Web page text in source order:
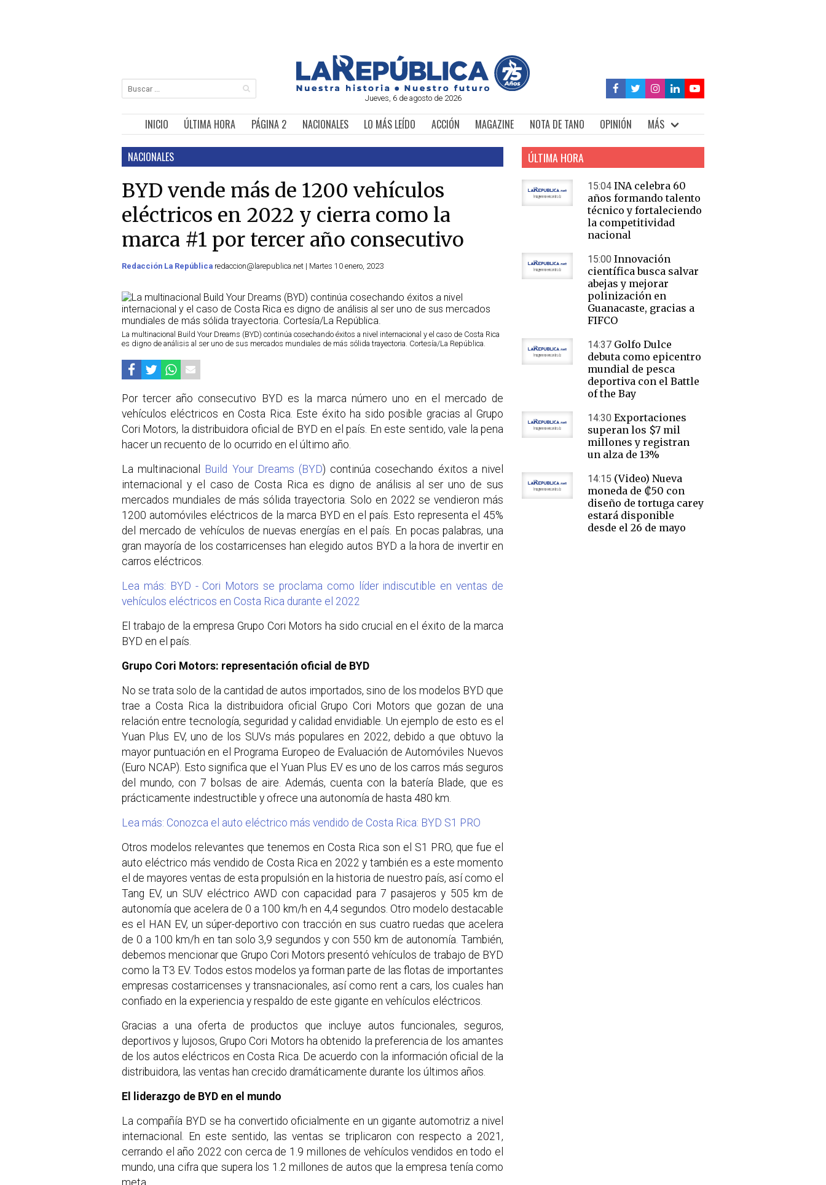
Jueves, 6 de agosto de 2026
INICIO ÚLTIMA HORA PÁGINA 2 NACIONALES LO MÁS LEÍDO ACCIÓN MAGAZINE NOTA DE TANO OPINIÓN MÁS
NACIONALES
BYD vende más de 1200 vehículos
eléctricos en 2022 y cierra como la
marca #1 por tercer año consecutivo
Redacción La República redaccion@larepublica.net | Martes 10 enero, 2023
La multinacional Build Your Dreams (BYD) continúa cosechando éxitos a nivel internacional y el caso de Costa Rica
es digno de análisis al ser uno de sus mercados mundiales de más sólida trayectoria. Cortesía/La República.
Por tercer año consecutivo BYD es la marca número uno en el mercado de
vehículos eléctricos en Costa Rica. Este éxito ha sido posible gracias al Grupo
Cori Motors, la distribuidora oficial de BYD en el país. En este sentido, vale la pena
hacer un recuento de lo ocurrido en el último año.
La multinacional Build Your Dreams (BYD) continúa cosechando éxitos a nivel
internacional y el caso de Costa Rica es digno de análisis al ser uno de sus
mercados mundiales de más sólida trayectoria. Solo en 2022 se vendieron más
1200 automóviles eléctricos de la marca BYD en el país. Esto representa el 45%
del mercado de vehículos de nuevas energías en el país. En pocas palabras, una
gran mayoría de los costarricenses han elegido autos BYD a la hora de invertir en
carros eléctricos.
Lea más: BYD - Cori Motors se proclama como líder indiscutible en ventas de
vehículos eléctricos en Costa Rica durante el 2022
El trabajo de la empresa Grupo Cori Motors ha sido crucial en el éxito de la marca
BYD en el país.
Grupo Cori Motors: representación oficial de BYD
No se trata solo de la cantidad de autos importados, sino de los modelos BYD que
trae a Costa Rica la distribuidora oficial Grupo Cori Motors que gozan de una
relación entre tecnología, seguridad y calidad envidiable. Un ejemplo de esto es el
Yuan Plus EV, uno de los SUVs más populares en 2022, debido a que obtuvo la
mayor puntuación en el Programa Europeo de Evaluación de Automóviles Nuevos
(Euro NCAP). Esto significa que el Yuan Plus EV es uno de los carros más seguros
del mundo, con 7 bolsas de aire. Además, cuenta con la batería Blade, que es
prácticamente indestructible y ofrece una autonomía de hasta 480 km.
Lea más: Conozca el auto eléctrico más vendido de Costa Rica: BYD S1 PRO
Otros modelos relevantes que tenemos en Costa Rica son el S1 PRO, que fue el
auto eléctrico más vendido de Costa Rica en 2022 y también es a este momento
el de mayores ventas de esta propulsión en la historia de nuestro país, así como el
Tang EV, un SUV eléctrico AWD con capacidad para 7 pasajeros y 505 km de
autonomía que acelera de 0 a 100 km/h en 4,4 segundos. Otro modelo destacable
es el HAN EV, un súper-deportivo con tracción en sus cuatro ruedas que acelera
de 0 a 100 km/h en tan solo 3,9 segundos y con 550 km de autonomía. También,
debemos mencionar que Grupo Cori Motors presentó vehículos de trabajo de BYD
como la T3 EV. Todos estos modelos ya forman parte de las flotas de importantes
empresas costarricenses y transnacionales, así como rent a cars, los cuales han
confiado en la experiencia y respaldo de este gigante en vehículos eléctricos.
Gracias a una oferta de productos que incluye autos funcionales, seguros,
deportivos y lujosos, Grupo Cori Motors ha obtenido la preferencia de los amantes
de los autos eléctricos en Costa Rica. De acuerdo con la información oficial de la
distribuidora, las ventas han crecido dramáticamente durante los últimos años.
El liderazgo de BYD en el mundo
La compañía BYD se ha convertido oficialmente en un gigante automotriz a nivel
internacional. En este sentido, las ventas se triplicaron con respecto a 2021,
cerrando el año 2022 con cerca de 1.9 millones de vehículos vendidos en todo el
mundo, una cifra que supera los 1.2 millones de autos que la empresa tenía como
meta.
ÚLTIMA HORA
15:04 INA celebra 60
años formando talento
técnico y fortaleciendo
la competitividad
nacional
15:00 Innovación
científica busca salvar
abejas y mejorar
polinización en
Guanacaste, gracias a
FIFCO
14:37 Golfo Dulce
debuta como epicentro
mundial de pesca
deportiva con el Battle
of the Bay
14:30 Exportaciones
superan los $7 mil
millones y registran
un alza de 13%
14:15 (Video) Nueva
moneda de ₡50 con
diseño de tortuga carey
estará disponible
desde el 26 de mayo